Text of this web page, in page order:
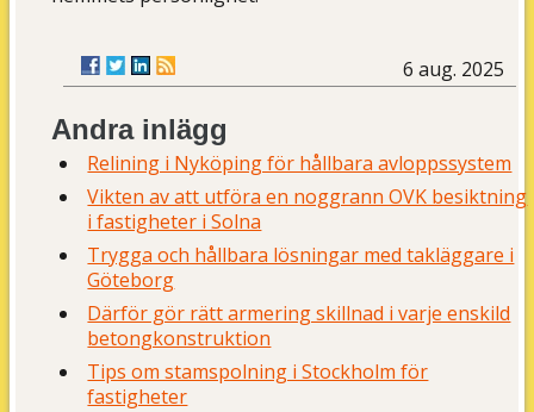
6 aug. 2025
Andra inlägg
Relining i Nyköping för hållbara avloppssystem
Vikten av att utföra en noggrann OVK besiktning
i fastigheter i Solna
Trygga och hållbara lösningar med takläggare i
Göteborg
Därför gör rätt armering skillnad i varje enskild
betongkonstruktion
Tips om stamspolning i Stockholm för
fastigheter